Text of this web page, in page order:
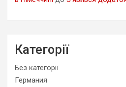
Категорії
Без категорії
Германия